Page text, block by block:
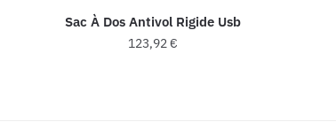
Sac À Dos Antivol Rigide Usb
123,92€